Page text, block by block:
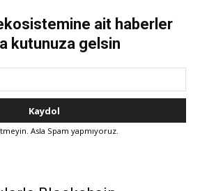
ait haberler
kutunuza gelsin
Asla Spam yapmıyoruz.